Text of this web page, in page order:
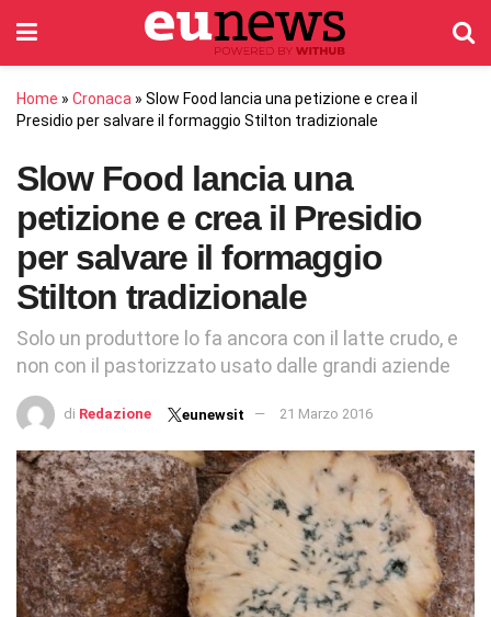
Home » Cronaca » Slow Food lancia una petizione e crea il
Presidio per salvare il formaggio Stilton tradizionale
Slow Food lancia una
petizione e crea il Presidio
per salvare il formaggio
Stilton tradizionale
Solo un produttore lo fa ancora con il latte crudo, e
non con il pastorizzato usato dalle grandi aziende
di Redazione eunewsit 21 Marzo 2016